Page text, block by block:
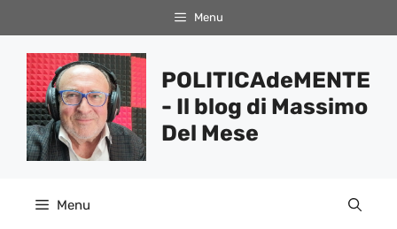
al
contenuto
Menu
POLITICAdeMENTE
- Il blog di Massimo
Del Mese
Menu